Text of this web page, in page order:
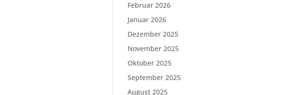
Februar 2026
Januar 2026
Dezember 2025
November 2025
Oktober 2025
September 2025
August 2025